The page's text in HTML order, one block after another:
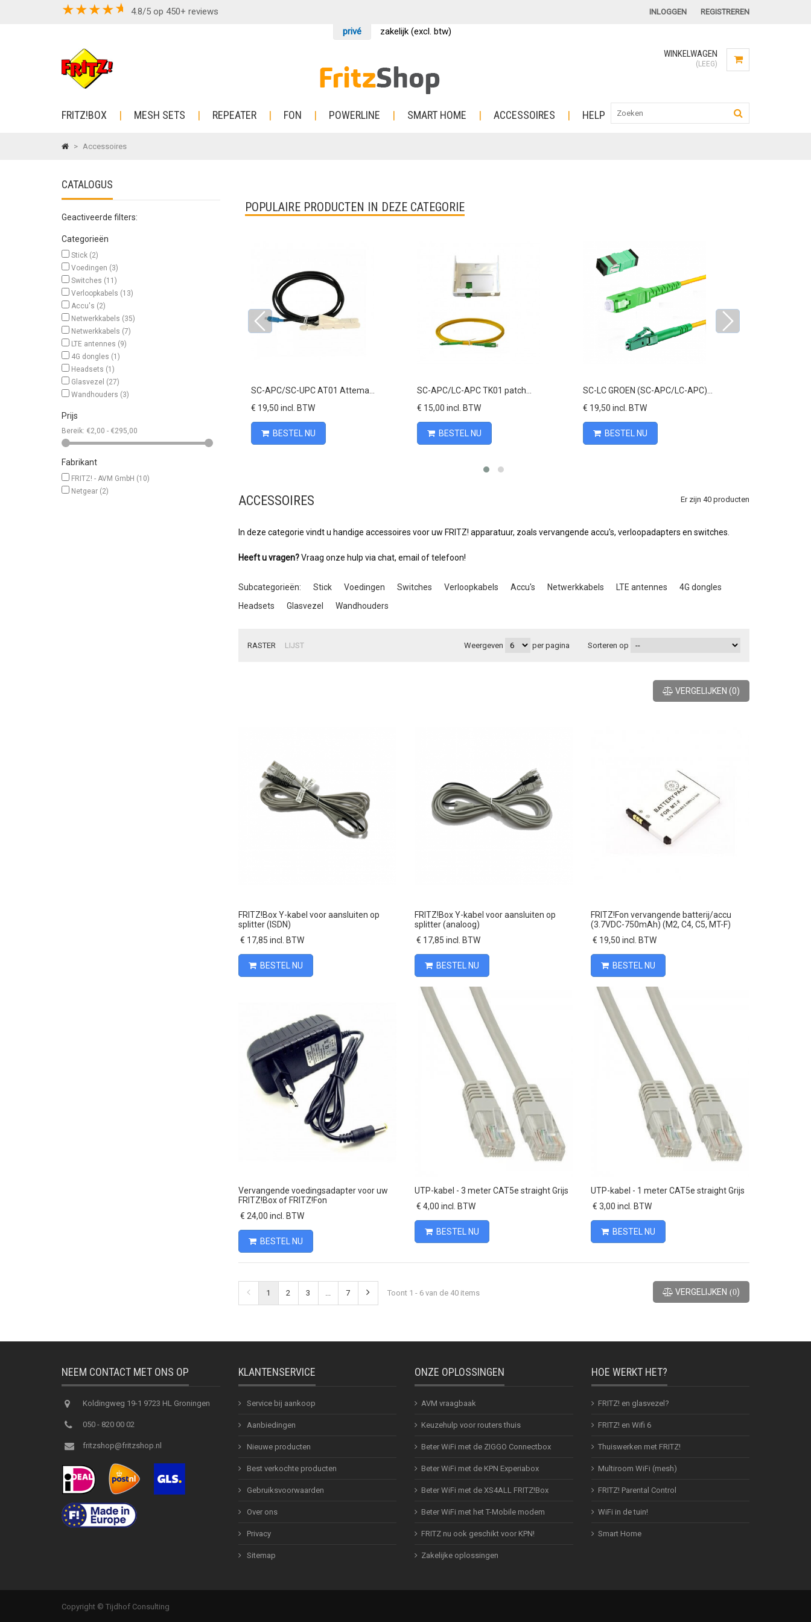
★★★★ 4.8/5 op 450+ reviews INLOGGEN REGISTREREN
privé zakelijk (excl. btw)
WINKELWAGEN
(LEEG)
FRITZ!BOX MESH SETS REPEATER FON POWERLINE SMART HOME ACCESSOIRES HELP
> Accessoires
CATALOGUS
Geactiveerde filters:
Categorieën
Stick (2)
Voedingen (3)
Switches (11)
Verloopkabels (13)
Accu's (2)
Netwerkkabels (35)
Netwerkkabels (7)
LTE antennes (9)
4G dongles (1)
Headsets (1)
Glasvezel (27)
Wandhouders (3)
Prijs
Bereik: €2,00 - €295,00
Fabrikant
FRITZ! - AVM GmbH (10)
Netgear (2)
POPULAIRE PRODUCTEN IN DEZE CATEGORIE
SC-APC/LC-APC AT01 Attema...
BESTEL NU
Vergelijk
SC-APC/SC-UPC AT01 Attema...
€ 19,50 incl. BTW
BESTEL NU
Vergelijk
SC-APC/LC-APC TK01 patch...
€ 15,00 incl. BTW
BESTEL NU
Vergelijk
SC-LC GROEN (SC-APC/LC-APC)...
€ 19,50 incl. BTW
BESTEL NU
ACCESSOIRES Er zijn 40 producten
In deze categorie vindt u handige accessoires voor uw FRITZ! apparatuur, zoals vervangende accu's, verloopadapters en switches.
Heeft u vragen?Vraag onze hulp via chat, email of telefoon!
Subcategorieën: Stick Voedingen Switches Verloopkabels Accu's Netwerkkabels LTE antennes
4G dongles
Headsets
Glasvezel Wandhouders
RASTER LIJST Sorteren op
Weergeven per pagina
VERGELIJKEN (0)
FRITZ!Box Y-kabel voor aansluiten op
splitter (ISDN)
€ 17,85 incl. BTW
BESTEL NU
FRITZ!Box Y-kabel voor aansluiten op
splitter (analoog)
€ 17,85 incl. BTW
BESTEL NU
Vergelijk
FRITZ!Fon vervangende batterij/accu
(3.7VDC-750mAh) (M2, C4, C5, MT-F)
€ 19,50 incl. BTW
BESTEL NU
Vergelijk
Vervangende voedingsadapter voor uw
FRITZ!Box of FRITZ!Fon
€ 24,00 incl. BTW
BESTEL NU
Vergelijk
UTP-kabel - 3 meter CAT5e straight Grijs
€ 4,00 incl. BTW
BESTEL NU
Vergelijk
UTP-kabel - 1 meter CAT5e straight Grijs
€ 3,00 incl. BTW
BESTEL NU
VERGELIJKEN (0)
1 2 3 7 Toont 1 - 6 van de 40 items
NEEM CONTACT MET ONS OP
Koldingweg 19-1 9723 HL Groningen
050 - 820 00 02
fritzshop@fritzshop.nl
KLANTENSERVICE
Service bij aankoop
Aanbiedingen
Nieuwe producten
Best verkochte producten
Gebruiksvoorwaarden
Over ons
Privacy
Sitemap
ONZE OPLOSSINGEN
AVM vraagbaak
Keuzehulp voor routers thuis
Beter WiFi met de ZIGGO Connectbox
Beter WiFi met de KPN Experiabox
Beter WiFi met de XS4ALL FRITZ!Box
Beter WiFi met het T-Mobile modem
FRITZ nu ook geschikt voor KPN!
Zakelijke oplossingen
HOE WERKT HET?
FRITZ! en glasvezel?
FRITZ! en Wifi 6
Thuiswerken met FRITZ!
Multiroom WiFi (mesh)
FRITZ! Parental Control
WiFi in de tuin!
Smart Home
Copyright © Tijdhof Consulting